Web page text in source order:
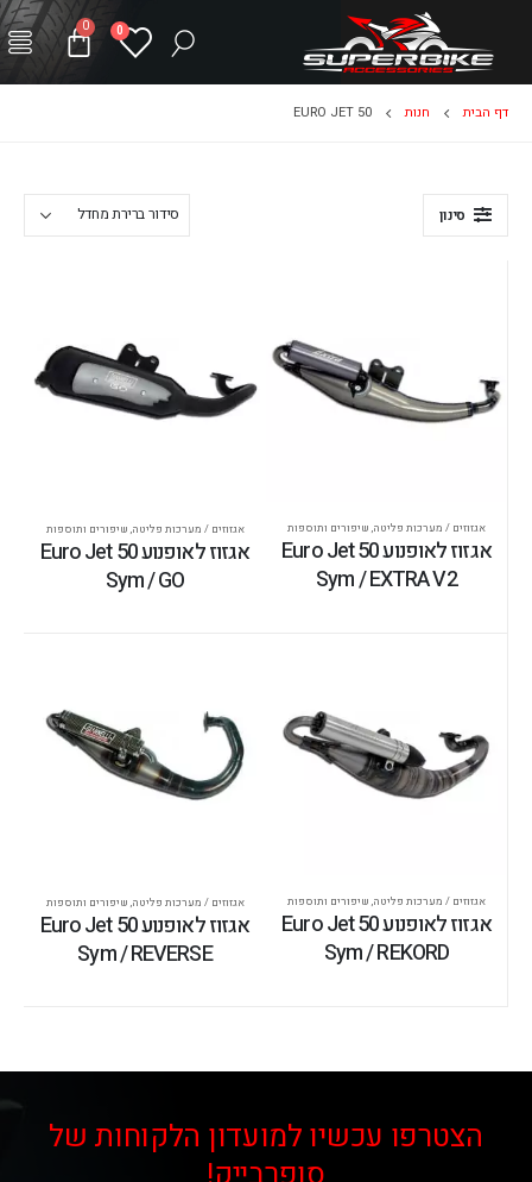
0
0
דף הבית חנות EURO JET 50
סינון
אגזוזים / מערכות פליטה, שיפורים ותוספות
אגזוז לאופנוע Euro Jet 50
Sym / EXTRA V2
אגזוזים / מערכות פליטה, שיפורים ותוספות
אגזוז לאופנוע Euro Jet 50
Sym / GO
אגזוזים / מערכות פליטה, שיפורים ותוספות
אגזוז לאופנוע Euro Jet 50
Sym / REKORD
אגזוזים / מערכות פליטה, שיפורים ותוספות
אגזוז לאופנוע Euro Jet 50
Sym / REVERSE
הצטרפו עכשיו למועדון הלקוחות של